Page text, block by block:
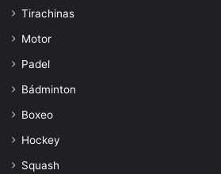
Tirachinas
Motor
Padel
Bádminton
Boxeo
Hockey
Squash